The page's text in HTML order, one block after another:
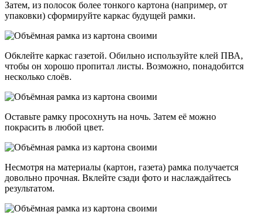
Затем, из полосок более тонкого картона (например, от
упаковки) сформируйте каркас будущей рамки.
Обклейте каркас газетой. Обильно используйте клей ПВА,
чтобы он хорошо пропитал листы. Возможно, понадобится
несколько слоёв.
Оставьте рамку просохнуть на ночь. Затем её можно
покрасить в любой цвет.
Несмотря на материалы (картон, газета) рамка получается
довольно прочная. Вклейте сзади фото и наслаждайтесь
результатом.